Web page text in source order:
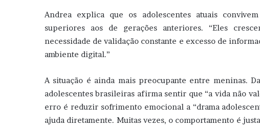
Andrea explica que os adolescentes atuais
superiores aos de gerações anteriores. “Eles
necessidade de validação constante e excesso de
ambiente digital.”
A situação é ainda mais preocupante entre meninas.
adolescentes brasileiras afirma sentir que “a vida não
erro é reduzir sofrimento emocional a “drama
ajuda diretamente. Muitas vezes, o comportamento é